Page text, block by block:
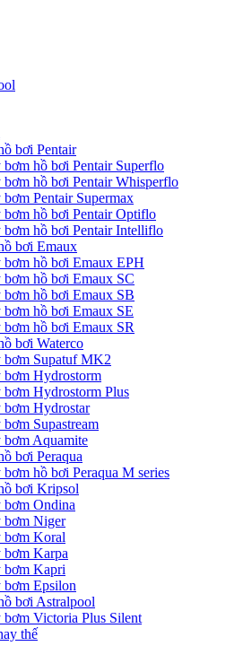
bơi Pentair
bơm hồ bơi Pentair Superflo
bơm hồ bơi Pentair Whisperflo
Pentair Supermax
bơm hồ bơi Pentair Optiflo
bơm hồ bơi Pentair Intelliflo
bơi Emaux
bơm hồ bơi Emaux EPH
bơm hồ bơi Emaux SC
bơm hồ bơi Emaux SB
bơm hồ bơi Emaux SE
bơm hồ bơi Emaux SR
bơi Waterco
bơm Supatuf MK2
bơm Hydrostorm
bơm Hydrostorm Plus
bơm Hydrostar
Supastream
bơm Aquamite
bơi Peraqua
hồ bơi Peraqua M series
bơi Kripsol
bơm Ondina
bơm Niger
bơm Koral
bơm Karpa
bơm Kapri
bơm Epsilon
bơi Astralpool
bơm Victoria Plus Silent
thế